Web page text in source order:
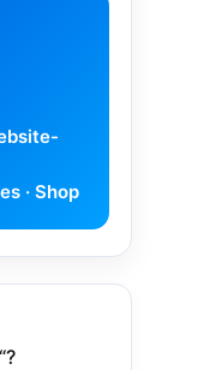
· Shop